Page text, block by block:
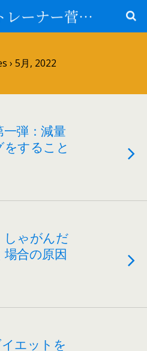
パーソナルトレーナー菅原＠山形県鶴岡市
› 5月, 2022
一弾：減量
すること
しゃがんだ
合の原因
イエットを